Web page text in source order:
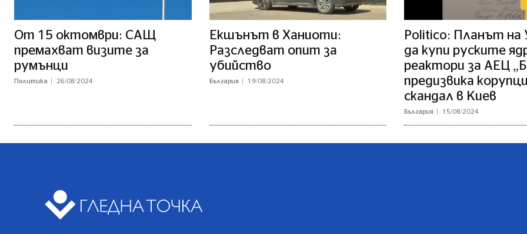
От 15 октомври: САЩ
премахват визите за
румънци
Политика 26/08/2024
Екшънът в Ханиоти:
Разследват опит за
убийство
България 19/08/2024
Politico: Планът на
да купи руските
реактори за АЕЦ
предизвика
скандал в Киев
България 15/08/2024